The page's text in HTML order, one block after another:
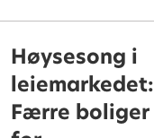
Høysesong i
leiemarkedet:
Færre boliger